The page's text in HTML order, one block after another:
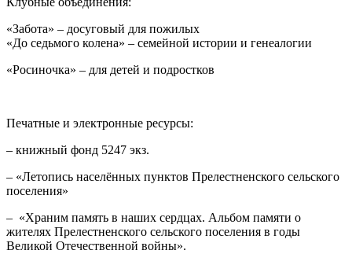
­«Забота» – досуговый для пожилых
«До седьмого колена» – семейной истории и генеалогии
«Росиночка» – для детей и подростков
Печатные и электронные ресурсы:
– книжный фонд 5247 экз.
– «Летопись населённых пунктов Прелестненского сельского
поселения»
– «Храним память в наших сердцах. Альбом памяти о
жителях Прелестненского сельского поселения в годы
Великой Отечественной войны».